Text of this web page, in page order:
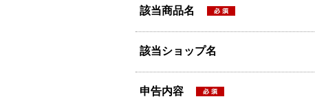
該当商品名
該当ショップ名
申告内容